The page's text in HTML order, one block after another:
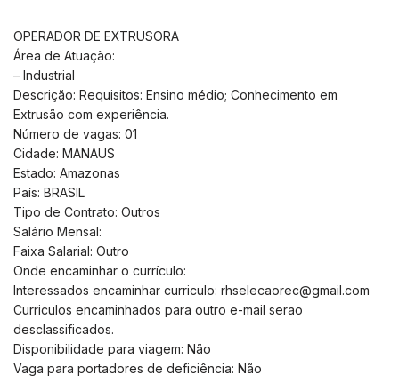
OPERADOR DE EXTRUSORA
Área de Atuação:
– Industrial
Descrição: Requisitos: Ensino médio; Conhecimento em
Extrusão com experiência.
Número de vagas: 01
Cidade: MANAUS
Estado: Amazonas
País: BRASIL
Tipo de Contrato: Outros
Salário Mensal:
Faixa Salarial: Outro
Onde encaminhar o currículo:
Interessados encaminhar curriculo: rhselecaorec@gmail.com
Curriculos encaminhados para outro e-mail serao
desclassificados.
Disponibilidade para viagem: Não
Vaga para portadores de deficiência: Não